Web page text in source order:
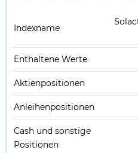
Indexname
Enthaltene Werte
Aktienpositionen
Anleihenpositionen
Cash und sonstige
Positionen